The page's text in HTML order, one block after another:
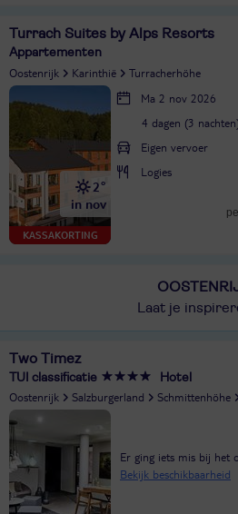
Turrach Suites by Alps Resorts
Appartementen
Oostenrijk Karinthië Turracherhöhe
KASSAKORTING
2°
in nov
Ma 2 nov 2026
4 dagen (3
Eigen vervoer
Logies
Laat je
Two Timez
TUI classificatie Hotel
Oostenrijk Salzburgerland Schmittenhöhe
Er ging iets mis bij het
Bekijk beschikbaarheid